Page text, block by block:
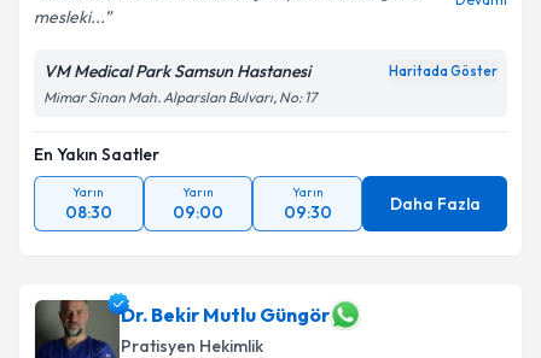
mesleki...
VM Medical Park Samsun Hastanesi Haritada Göster
Mimar Sinan Mah. Alparslan Bulvarı, No: 17
En Yakın Saatler
Yarın
08:30
Yarın
09:00
Yarın
09:30 Daha Fazla
Dr. Bekir Mutlu Güngör
Pratisyen Hekimlik